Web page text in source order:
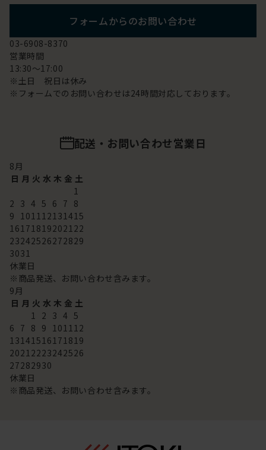
フォームからのお問い合わせ
03-6908-8370
営業時間
13:30～17:00
※土日 祝日は休み
※フォームでのお問い合わせは24時間対応しております。
配送・お問い合わせ営業日
8 月
日 月 火 水 木 金 土
1
2 3 4 5 6 7 8
9
10 11 12 13 14 15
16 17 18 192021 22
23242526272829
3031
休業日
※商品発送、お問い合わせ含みます。
9 月
日 月 火 水 木 金 土
1
2 3 4 5
6 7 8 9 10 11 12
13 14 15 16 17 18 19
2021 2223242526
27282930
休業日
※商品発送、お問い合わせ含みます。